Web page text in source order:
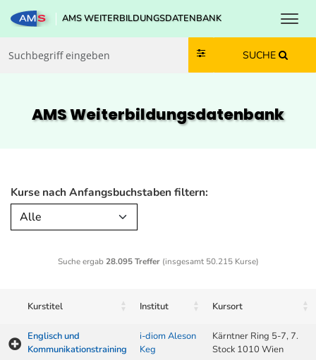
Zum Inhalt springen
Zum Navmenü springen
Zur Suche springen
Zur Footer springen
AMS WEITERBILDUNGSDATENBANK
SUCHE
AMS Weiterbildungs­datenbank
Kurse nach Anfangsbuchstaben filtern:
Alle
Suche ergab 28.095 Treffer(insgesamt 50.215 Kurse)
Kurstitel Institut Kursort
Englisch und
Kommunikationstraining
i-diom Aleson
Keg
Kärntner Ring 5-7, 7.
Stock 1010 Wien